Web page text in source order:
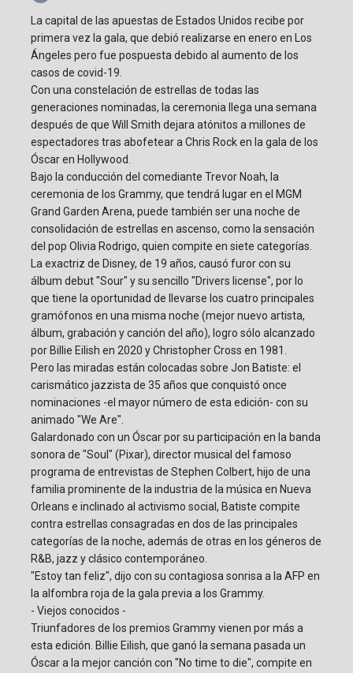
La capital de las apuestas de Estados Unidos recibe por
primera vez la gala, que debió realizarse en enero en Los
Ángeles pero fue pospuesta debido al aumento de los
casos de covid-19.
Con una constelación de estrellas de todas las
generaciones nominadas, la ceremonia llega una semana
después de que Will Smith dejara atónitos a millones de
espectadores tras abofetear a Chris Rock en la gala de los
Óscar en Hollywood.
Bajo la conducción del comediante Trevor Noah, la
ceremonia de los Grammy, que tendrá lugar en el MGM
Grand Garden Arena, puede también ser una noche de
consolidación de estrellas en ascenso, como la sensación
del pop Olivia Rodrigo, quien compite en siete categorías.
La exactriz de Disney, de 19 años, causó furor con su
álbum debut "Sour" y su sencillo "Drivers license", por lo
que tiene la oportunidad de llevarse los cuatro principales
gramófonos en una misma noche (mejor nuevo artista,
álbum, grabación y canción del año), logro sólo alcanzado
por Billie Eilish en 2020 y Christopher Cross en 1981.
Pero las miradas están colocadas sobre Jon Batiste: el
carismático jazzista de 35 años que conquistó once
nominaciones -el mayor número de esta edición- con su
animado "We Are".
Galardonado con un Óscar por su participación en la banda
sonora de "Soul" (Pixar), director musical del famoso
programa de entrevistas de Stephen Colbert, hijo de una
familia prominente de la industria de la música en Nueva
Orleans e inclinado al activismo social, Batiste compite
contra estrellas consagradas en dos de las principales
categorías de la noche, además de otras en los géneros de
R&B, jazz y clásico contemporáneo.
"Estoy tan feliz", dijo con su contagiosa sonrisa a la AFP en
la alfombra roja de la gala previa a los Grammy.
- Viejos conocidos -
Triunfadores de los premios Grammy vienen por más a
esta edición. Billie Eilish, que ganó la semana pasada un
Óscar a la mejor canción con "No time to die", compite en